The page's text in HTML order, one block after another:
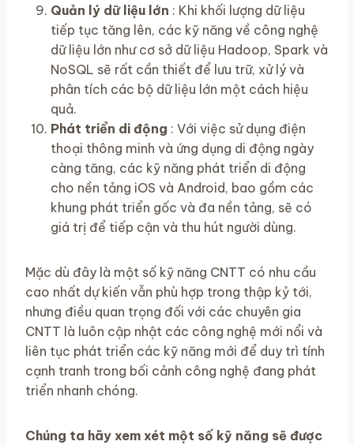
Quản lý dữ liệu lớn : Khi khối lượng dữ liệu
tiếp tục tăng lên, các kỹ năng về công nghệ
dữ liệu lớn như cơ sở dữ liệu Hadoop, Spark và
NoSQL sẽ rất cần thiết để lưu trữ, xử lý và
phân tích các bộ dữ liệu lớn một cách hiệu
quả.
Phát triển di động : Với việc sử dụng điện
thoại thông minh và ứng dụng di động ngày
càng tăng, các kỹ năng phát triển di động
cho nền tảng iOS và Android, bao gồm các
khung phát triển gốc và đa nền tảng, sẽ có
giá trị để tiếp cận và thu hút người dùng.
Mặc dù đây là một số kỹ năng CNTT có nhu cầu
cao nhất dự kiến ​​vẫn phù hợp trong thập kỷ tới,
nhưng điều quan trọng đối với các chuyên gia
CNTT là luôn cập nhật các công nghệ mới nổi và
liên tục phát triển các kỹ năng mới để duy trì tính
cạnh tranh trong bối cảnh công nghệ đang phát
triển nhanh chóng.
Chúng ta hãy xem xét một số kỹ năng sẽ được